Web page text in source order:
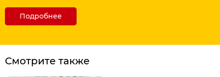
Подробнее
Смотрите также